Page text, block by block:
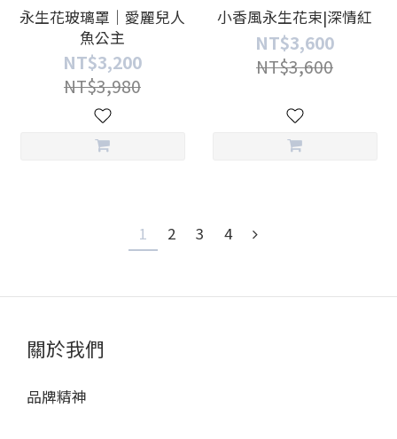
永生花玻璃罩｜愛麗兒人
魚公主
NT$3,200
NT$3,980
小香風永生花束|深情紅
NT$3,600
NT$3,600
1 2 3 4
關於我們
品牌精神